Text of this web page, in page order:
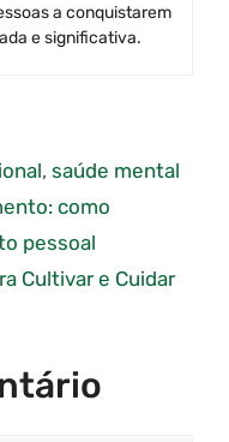
a conquistarem
e significativa.
,saúde mental
como
pessoal
Cultivar e Cuidar